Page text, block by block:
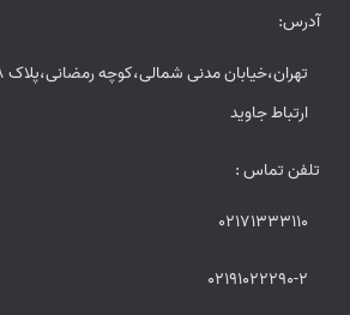
آدرس:
ارتباط جاوید
تلفن تماس :
02171333110
02191022290-2